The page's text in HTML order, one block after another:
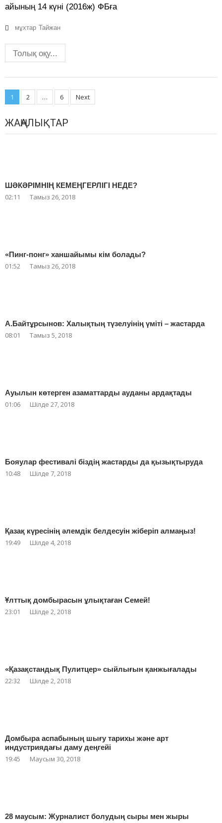
айының 14 күні (2016ж) ФБға
мұхтар Тайжан
Толық оқу...
Posts
1 2 … 6 Next
ЖАҢАЛЫҚТАР
ШӘКӘРІМНІҢ КЕМЕҢГЕРЛІГІ НЕДЕ?
02:11 Тамыз 26, 2018
«Пинг-понг» ханшайымы кім болады?
01:52 Тамыз 26, 2018
А.Байтұрсынов: Халықтың түзелуінің үміті – жастарда
08:01 Тамыз 5, 2018
Ауылын көтерген азаматтарды ауданы ардақтады
01:06 Шілде 27, 2018
Бояулар фестивалі біздің жастарды да қызықтыруда
10:48 Шілде 7, 2018
Қазақ күресінің әлемдік белдесуін жіберіп алмаңыз!
19:49 Шілде 4, 2018
Ұлттық домбырасын ұлықтаған Семей!
23:01 Шілде 2, 2018
«Қазақстандық Пулитцер» сыйлығын қанжығалады
22:32 Шілде 2, 2018
Домбыра аспабының шығу тарихы және арт
индустриядағы даму деңгейі
19:45 Маусым 30, 2018
28 маусым: Журналист болудың сыры мен жыры